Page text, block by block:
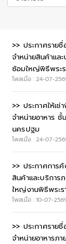
>> ประกาศราย
จำหน่ายสินค้าแล
ซ้อมใหญ่พิธีพระ
โพสเมื่อ : 24-07-
>> ประกาศให้เ
จำหน่ายอาหาร
นครปฐม
โพสเมื่อ : 24-07-
>> ประกาศการ
สินค้าและบริการ
ใหญ่งานพิธีพระ
โพสเมื่อ : 10-07-
>> ประกาศราย
จำหน่ายอาหารภ